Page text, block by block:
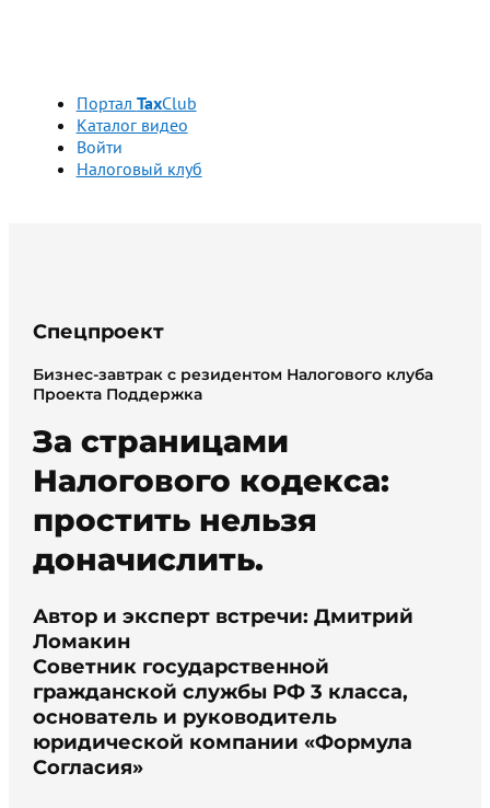
Портал TaxClub
Каталог видео
Войти
Налоговый клуб
Спецпроект
Бизнес-завтрак с резидентом Налогового клуба
Проекта Поддержка
За страницами
Налогового кодекса:
простить нельзя
доначислить.
Автор и эксперт встречи: Дмитрий
Ломакин
Cоветник государственной
гражданской службы РФ 3 класса,
основатель и руководитель
юридической компании «Формула
Согласия»